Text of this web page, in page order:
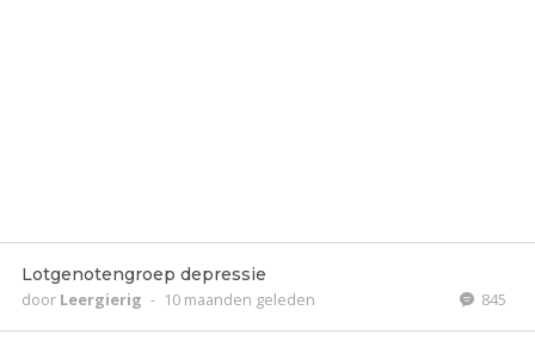
Lotgenotengroep depressie
door Leergierig - 10 maanden geleden 845